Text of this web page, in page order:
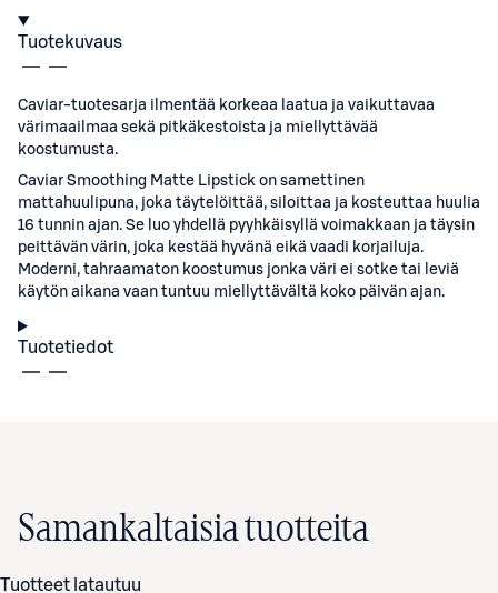
Tuotekuvaus
Caviar-tuotesarja ilmentää korkeaa laatua ja vaikuttavaa
värimaailmaa sekä pitkäkestoista ja miellyttävää
koostumusta.
Caviar Smoothing Matte Lipstick on samettinen
mattahuulipuna, joka täytelöittää, siloittaa ja kosteuttaa huulia
16 tunnin ajan. Se luo yhdellä pyyhkäisyllä voimakkaan ja täysin
peittävän värin, joka kestää hyvänä eikä vaadi korjailuja.
Moderni, tahraamaton koostumus jonka väri ei sotke tai leviä
käytön aikana vaan tuntuu miellyttävältä koko päivän ajan.
Tuotetiedot
Samankaltaisia tuotteita
Tuotteet latautuu